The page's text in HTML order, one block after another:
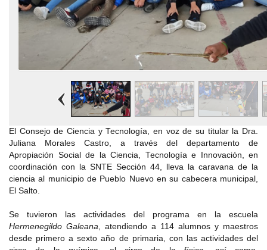
El Consejo de Ciencia y Tecnología, en voz de su titular la Dra.
Juliana Morales Castro, a través del departamento de
Apropiación Social de la Ciencia, Tecnología e Innovación, en
coordinación con la SNTE Sección 44, lleva la caravana de la
ciencia al municipio de Pueblo Nuevo en su cabecera municipal,
El Salto.
Se tuvieron las actividades del programa en la escuela
Hermenegildo Galeana, atendiendo a 114 alumnos y maestros
desde primero a sexto año de primaria, con las actividades del